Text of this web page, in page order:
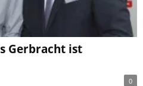
Gerbracht ist
0